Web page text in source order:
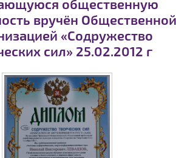
общественную
вручён Общественной
«Содружество
сил» 25.02.2012 г